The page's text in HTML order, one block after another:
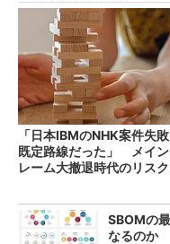
「日本IBMのNHK案件失
既定路線だった」 メイ
レーム大撤退時代のリス
SBOMの
なるのか